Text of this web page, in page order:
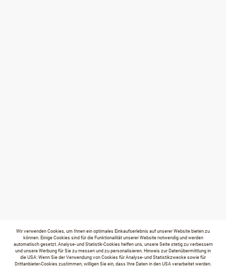
Wir verwenden Cookies, um Ihnen ein optimales Einkaufserlebnis auf unserer Website bieten zu
können. Einige Cookies sind für die Funktionalität unserer Website notwendig und werden
automatisch gesetzt. Analyse- und Statistik-Cookies helfen uns, unsere Seite stetig zu verbessern
und unsere Werbung für Sie zu messen und zu personalisieren. Hinweis zur Datenübermittlung in
die USA: Wenn Sie der Verwendung von Cookies für Analyse- und Statistikzwecke sowie für
Drittanbieter-Cookies zustimmen, willigen Sie ein, dass Ihre Daten in den USA verarbeitet werden.